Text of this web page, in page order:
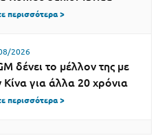
περισσότερα >
2026
δένει το μέλλον της με
Κίνα για άλλα 20 χρόνια
περισσότερα >